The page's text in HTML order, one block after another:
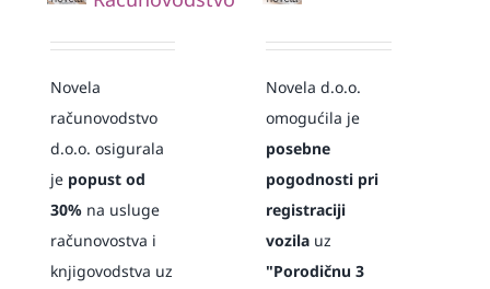
Novela
računovodstvo
d.o.o. osigurala
je popust od
30%na usluge
računovostva i
knjigovodstva uz
Novela d.o.o.
omogućila je
posebne
pogodnosti pri
registraciji
vozila uz
"Porodičnu 3